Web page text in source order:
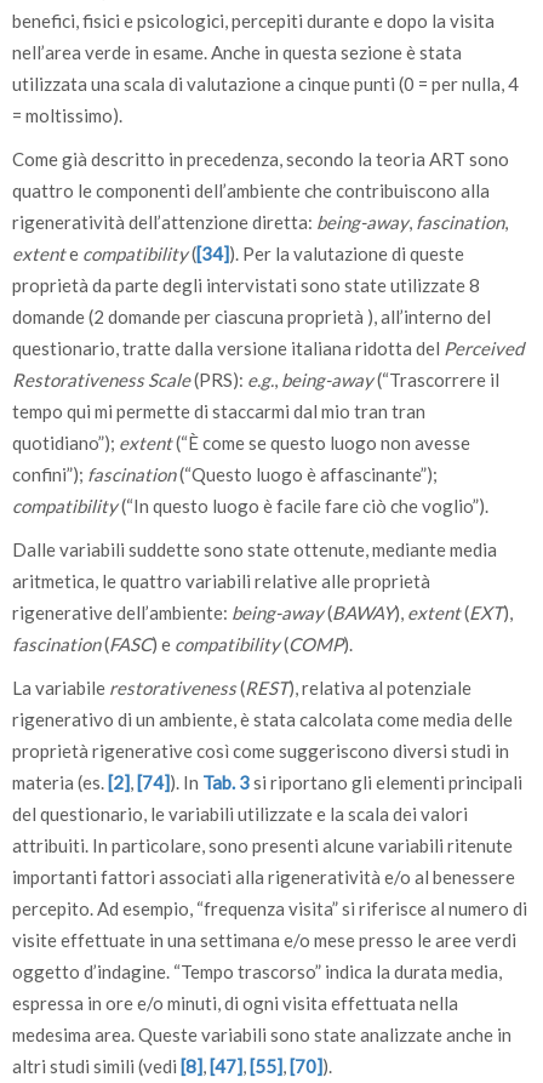
benefici, fisici e psicologici, percepiti durante e dopo la visita
nell’area verde in esame. Anche in questa sezione è stata
utilizzata una scala di valutazione a cinque punti (0 = per nulla, 4
= moltissimo).
Come già descritto in precedenza, secondo la teoria ART sono
quattro le componenti dell’ambiente che contribuiscono alla
rigeneratività dell’attenzione diretta: being-away, fascination,
extente compatibility([34]). Per la valutazione di queste
proprietà da parte degli intervistati sono state utilizzate 8
domande (2 domande per ciascuna proprietà ), all’interno del
questionario, tratte dalla versione italiana ridotta del Perceived
Restorativeness Scale(PRS): e.g., being-away(“Trascorrere il
tempo qui mi permette di staccarmi dal mio tran tran
quotidiano”); extent(“È come se questo luogo non avesse
confini”); fascination(“Questo luogo è affascinante”);
compatibility(“In questo luogo è facile fare ciò che voglio”).
Dalle variabili suddette sono state ottenute, mediante media
aritmetica, le quattro variabili relative alle proprietà
rigenerative dell’ambiente: being-away(BAWAY), extent(EXT),
fascination(FASC) e compatibility(COMP).
La variabile restorativeness(REST), relativa al potenziale
rigenerativo di un ambiente, è stata calcolata come media delle
proprietà rigenerative così come suggeriscono diversi studi in
materia (es.[2],[74]). In Tab. 3si riportano gli elementi principali
del questionario, le variabili utilizzate e la scala dei valori
attribuiti. In particolare, sono presenti alcune variabili ritenute
importanti fattori associati alla rigeneratività e/o al benessere
percepito. Ad esempio, “frequenza visita” si riferisce al numero di
visite effettuate in una settimana e/o mese presso le aree verdi
oggetto d’indagine. “Tempo trascorso” indica la durata media,
espressa in ore e/o minuti, di ogni visita effettuata nella
medesima area. Queste variabili sono state analizzate anche in
altri studi simili (vedi [8],[47],[55],[70]).